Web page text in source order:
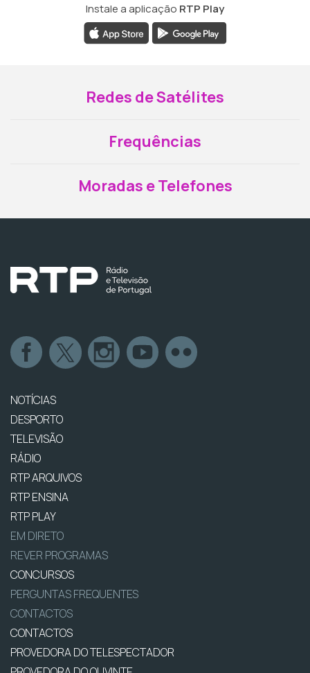
Instale a aplicação RTP Play
Redes de Satélites
Frequências
Moradas e Telefones
NOTÍCIAS
DESPORTO
TELEVISÃO
RÁDIO
RTP ARQUIVOS
RTP ENSINA
RTP PLAY
EM DIRETO
REVER PROGRAMAS
CONCURSOS
PERGUNTAS FREQUENTES
CONTACTOS
CONTACTOS
PROVEDORA DO TELESPECTADOR